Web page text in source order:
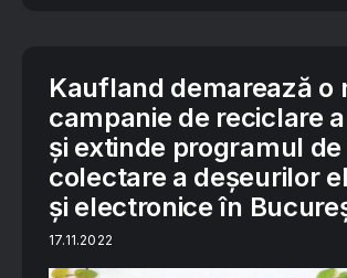
Kaufland demarează o
campanie de reciclare
și extinde programul de
colectare a deșeurilor
și electronice în
17.11.2022